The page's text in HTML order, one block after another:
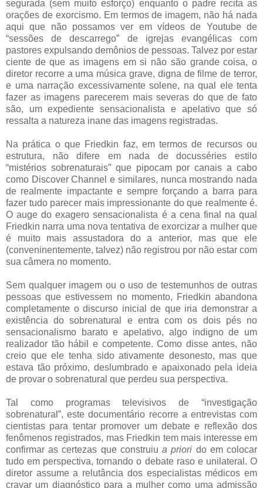
segurada (sem muito esforço) enquanto o padre recita as
orações de exorcismo. Em termos de imagem, não há nada
aqui que não possamos ver em vídeos de Youtube de
“sessões de descarrego” de igrejas evangélicas com
pastores expulsando demônios de pessoas. Talvez por estar
ciente de que as imagens em si não são grande coisa, o
diretor recorre a uma música grave, digna de filme de terror,
e uma narração excessivamente solene, na qual ele tenta
fazer as imagens parecerem mais severas do que de fato
são, um expediente sensacionalista e apelativo que só
ressalta a natureza inane das imagens registradas.
Na prática o que Friedkin faz, em termos de recursos ou
estrutura, não difere em nada de docusséries estilo
“mistérios sobrenaturais” que pipocam por canais a cabo
como Discover Channel e similares, nunca mostrando nada
de realmente impactante e sempre forçando a barra para
fazer tudo parecer mais impressionante do que realmente é.
O auge do exagero sensacionalista é a cena final na qual
Friedkin narra uma nova tentativa de exorcizar a mulher que
é muito mais assustadora do a anterior, mas que ele
(conveninentemente, talvez) não registrou por não estar com
sua câmera no momento.
Sem qualquer imagem ou o uso de testemunhos de outras
pessoas que estivessem no momento, Friedkin abandona
completamente o discurso inicial de que iria demonstrar a
existência do sobrenatural e entra com os dois pés no
sensacionalismo barato e apelativo, algo indigno de um
realizador tão hábil e competente. Como disse antes, não
creio que ele tenha sido ativamente desonesto, mas que
estava tão próximo, deslumbrado e apaixonado pela ideia
de provar o sobrenatural que perdeu sua perspectiva.
Tal como programas televisivos de “investigação
sobrenatural”, este documentário recorre a entrevistas com
cientistas para tentar promover um debate e reflexão dos
fenômenos registrados, mas Friedkin tem mais interesse em
confirmar as certezas que construiua priori do em colocar
tudo em perspectiva, tornando o debate raso e unilateral. O
diretor assume a relutância dos especialistas médicos em
cravar um diagnóstico para a mulher como uma admissão